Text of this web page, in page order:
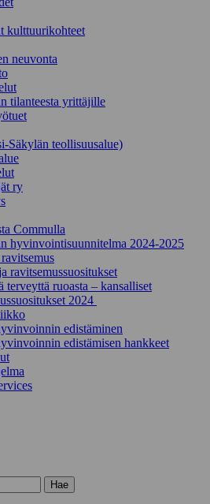
kulttuurikohteet
neuvonta
tilanteesta yrittäjille
Säkylän teollisuusalue)
ry
Commulla
hyvinvointisuunnitelma 2024-2025
ravitsemussuositukset
terveyttä ruoasta – kansalliset
2024
edistäminen
edistämisen hankkeet